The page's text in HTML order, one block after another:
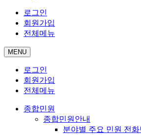
로그인
회원가입
전체메뉴
MENU
로그인
회원가입
전체메뉴
종합민원
종합민원안내
분야별 주요 민원 전화